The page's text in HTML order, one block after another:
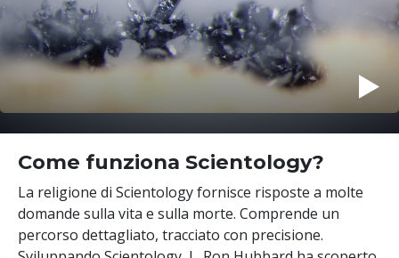
Come funziona Scientology?
La religione di Scientology fornisce risposte a molte
domande sulla vita e sulla morte. Comprende un
percorso dettagliato, tracciato con precisione.